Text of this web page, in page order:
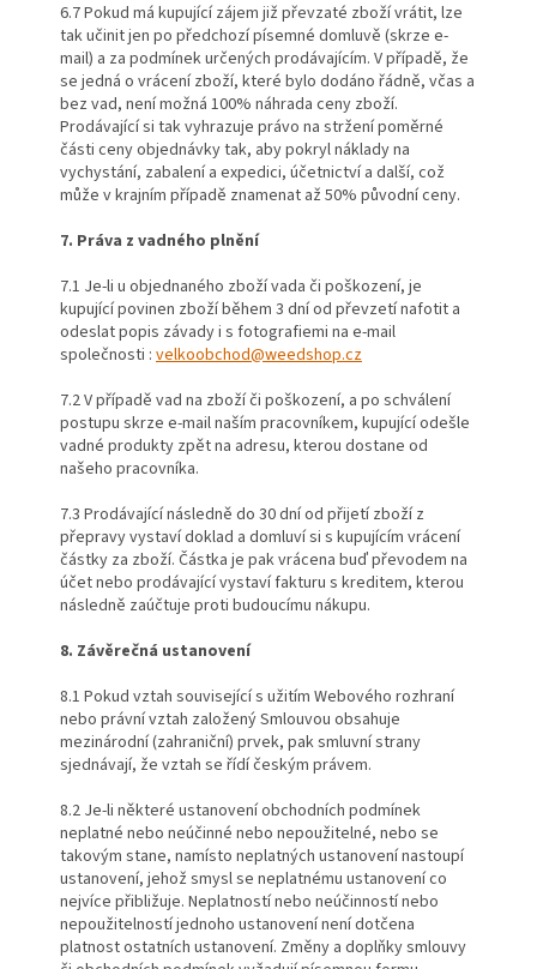
6.7 Pokud má kupující zájem již převzaté zboží vrátit, lze
tak učinit jen po předchozí písemné domluvě (skrze e-
mail) a za podmínek určených prodávajícím. V případě, že
se jedná o vrácení zboží, které bylo dodáno řádně, včas a
bez vad, není možná 100% náhrada ceny zboží.
Prodávající si tak vyhrazuje právo na stržení poměrné
části ceny objednávky tak, aby pokryl náklady na
vychystání, zabalení a expedici, účetnictví a další, což
může v krajním případě znamenat až 50% původní ceny.
7. Práva z vadného plnění
7.1 Je-li u objednaného zboží vada či poškození, je
kupující povinen zboží během 3 dní od převzetí nafotit a
odeslat popis závady i s fotografiemi na e-mail
společnosti : velkoobchod@weedshop.cz
7.2 V případě vad na zboží či poškození, a po schválení
postupu skrze e-mail naším pracovníkem, kupující odešle
vadné produkty zpět na adresu, kterou dostane od
našeho pracovníka.
7.3 Prodávající následně do 30 dní od přijetí zboží z
přepravy vystaví doklad a domluví si s kupujícím vrácení
částky za zboží. Částka je pak vrácena buď převodem na
účet nebo prodávající vystaví fakturu s kreditem, kterou
následně zaúčtuje proti budoucímu nákupu.
8. Závěrečná ustanovení
8.1 Pokud vztah související s užitím Webového rozhraní
nebo právní vztah založený Smlouvou obsahuje
mezinárodní (zahraniční) prvek, pak smluvní strany
sjednávají, že vztah se řídí českým právem.
8.2 Je-li některé ustanovení obchodních podmínek
neplatné nebo neúčinné nebo nepoužitelné, nebo se
takovým stane, namísto neplatných ustanovení nastoupí
ustanovení, jehož smysl se neplatnému ustanovení co
nejvíce přibližuje. Neplatností nebo neúčinností nebo
nepoužitelností jednoho ustanovení není dotčena
platnost ostatních ustanovení. Změny a doplňky smlouvy